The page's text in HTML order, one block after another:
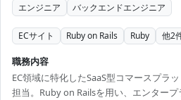
エンジニア バックエンドエンジニア
ECサイト Ruby on Rails Ruby 他2
職務内容
EC領域に特化したSaaS型コマースプラ
担当。Ruby on Railsを用い、エンター